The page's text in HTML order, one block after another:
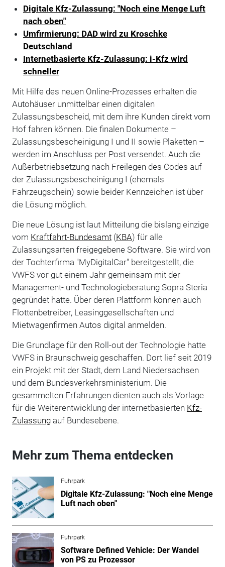
Digitale Kfz-Zulassung: "Noch eine Menge Luft
nach oben"
Umfirmierung: DAD wird zu Kroschke
Deutschland
Internetbasierte Kfz-Zulassung: i-Kfz wird
schneller
Mit Hilfe des neuen Online-Prozesses erhalten die
Autohäuser unmittelbar einen digitalen
Zulassungsbescheid, mit dem ihre Kunden direkt vom
Hof fahren können. Die finalen Dokumente –
Zulassungsbescheinigung I und II sowie Plaketten –
werden im Anschluss per Post versendet. Auch die
Außerbetriebsetzung nach Freilegen des Codes auf
der Zulassungsbescheinigung I (ehemals
Fahrzeugschein) sowie beider Kennzeichen ist über
die Lösung möglich.
Die neue Lösung ist laut Mitteilung die bislang einzige
vom Kraftfahrt-Bundesamt(KBA) für alle
Zulassungsarten freigegebene Software. Sie wird von
der Tochterfirma "MyDigitalCar" bereitgestellt, die
VWFS vor gut einem Jahr gemeinsam mit der
Management- und Technologieberatung Sopra Steria
gegründet hatte. Über deren Plattform können auch
Flottenbetreiber, Leasinggesellschaften und
Mietwagenfirmen Autos digital anmelden.
Die Grundlage für den Roll-out der Technologie hatte
VWFS in Braunschweig geschaffen. Dort lief seit 2019
ein Projekt mit der Stadt, dem Land Niedersachsen
und dem Bundesverkehrsministerium. Die
gesammelten Erfahrungen dienten auch als Vorlage
für die Weiterentwicklung der internetbasierten Kfz-
Zulassungauf Bundesebene.
Mehr zum Thema entdecken
Fuhrpark
Digitale Kfz-Zulassung: "Noch eine Menge
Luft nach oben"
Fuhrpark
Software Defined Vehicle: Der Wandel
von PS zu Prozessor